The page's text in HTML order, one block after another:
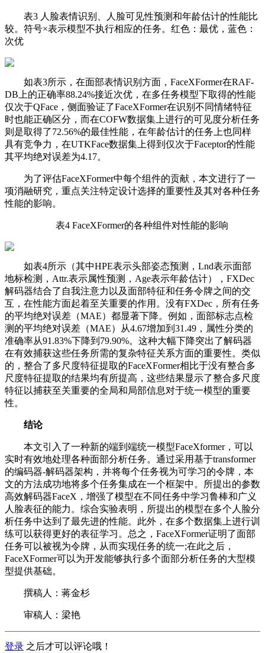
表3 人脸表情识别、人脸可见性预测和年龄估计的性能比
较。符号×表示模型不执行相应的任务。红色：最优，蓝色：
次优
如表3所示，在面部表情识别方面，FaceXFormer在RAF-
DB上的正确率88.24%接近次优，在多任务模型下取得的性能
仅次于QFace，侧面验证了FaceXFormer在识别不同情绪特征
时也能正确区分，而在COFW数据集上进行的可见度分析任务
则是取得了72.56%的最佳性能，在年龄估计的任务上也同样
具有竞争力，在UTKFace数据集上得到仅次于Faceptor的性能
其平均绝对误差为4.17。
为了评估FaceXFormer中每个组件的贡献，本文进行了一
项消融研究，重点关注特定设计选择的重要性及其对各种任务
性能的影响。
表4 FaceXFormer的各种组件对性能的影响
如表4所示（其中HPE表示头部姿态预测，Lnd表示面部
地标检测，Attr.表示属性预测，Age表示年龄估计），FXDec
解码器结合了自我注意力以及面部特征和任务令牌之间的交
互，在性能方面起着至关重要的作用。没有FXDec，所有任务
的平均绝对误差（MAE）都显著下降。例如，面部标志点检
测的平均绝对误差（MAE）从4.67增加到31.49，属性分类的
准确率从91.83%下降到79.90%。这种大幅下降突出了解码器
在有效捕获这些任务所需的复杂特征关系方面的重要性。类似
的，整合了多尺度特征提取的FaceXFormer相比于没有整合多
尺度特征提取的结果均有所提高，这些结果显示了整合多尺度
特征以捕获至关重要的全局和局部信息对于统一模型的重要
性。
结论
本文引入了一种新的端到端统一模型FaceXformer，可以
实时有效地处理各种面部分析任务。通过采用基于transformer
的编码器-解码器架构，并将每个任务视为可学习的令牌，本
文的方法成功地将多个任务集成在一个框架中。所提出的参数
高效解码器FaceX，增强了模型在不同任务中学习鲁棒和广义
人脸表征的能力。综合实验表明，所提出的模型在多个人脸分
析任务中达到了最先进的性能。此外，在多个数据集上进行训
练可以获得更好的表征学习。总之，FaceXFormer证明了面部
任务可以被视为令牌，从而实现任务的统一;在此之后，
FaceXFormer可以为开发能够执行多个面部分析任务的大型模
型提供基础。
撰稿人：蒋金杉
审稿人：梁艳
登录 之后才可以评论哦！